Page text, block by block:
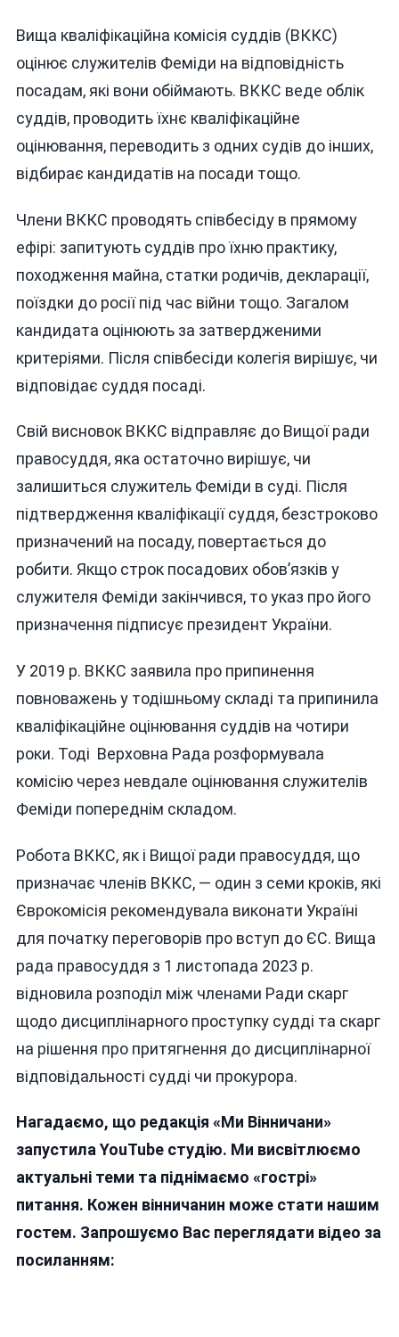
Вища кваліфікаційна комісія суддів (ВККС)
оцінює служителів Феміди на відповідність
посадам, які вони обіймають. ВККС веде облік
суддів, проводить їхнє кваліфікаційне
оцінювання, переводить з одних судів до інших,
відбирає кандидатів на посади тощо.
Члени ВККС проводять співбесіду в прямому
ефірі: запитують суддів про їхню практику,
походження майна, статки родичів, декларації,
поїздки до росії під час війни тощо. Загалом
кандидата оцінюють за затвердженими
критеріями. Після співбесіди колегія вирішує, чи
відповідає суддя посаді.
Свій висновок ВККС відправляє до Вищої ради
правосуддя, яка остаточно вирішує, чи
залишиться служитель Феміди в суді. Після
підтвердження кваліфікації суддя, безстроково
призначений на посаду, повертається до
робити. Якщо строк посадових обов’язків у
служителя Феміди закінчився, то указ про його
призначення підписує президент України.
У 2019 р. ВККС заявила про припинення
повноважень у тодішньому складі та припинила
кваліфікаційне оцінювання суддів на чотири
роки. Тоді Верховна Рада розформувала
комісію через невдале оцінювання служителів
Феміди попереднім складом.
Робота ВККС, як і Вищої ради правосуддя, що
призначає членів ВККС, — один з семи кроків, які
Єврокомісія рекомендувала виконати Україні
для початку переговорів про вступ до ЄС. Вища
рада правосуддя з 1 листопада 2023 р.
відновила розподіл між членами Ради скарг
щодо дисциплінарного проступку судді та скарг
на рішення про притягнення до дисциплінарної
відповідальності судді чи прокурора.
Нагадаємо, що редакція «Ми Вінничани»
запустила YouTube студію. Ми висвітлюємо
актуальні теми та піднімаємо «гострі»
питання. Кожен вінничанин може стати нашим
гостем. Запрошуємо Вас переглядати відео за
посиланням: